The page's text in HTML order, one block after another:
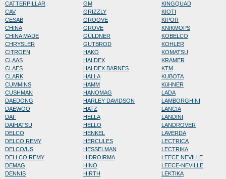
CATTERPILLAR
CAV
CESAB
CHINA
CHINA MADE
CHRYSLER
CITROEN
CLAAS
CLAES
CLARK
CUMMINS
CUSHMAN
DAEDONG
DAEWOO
DAF
DAIHATSU
DELCO
DELCO REMY
DELCO/US
DELLCO REMY
DEMAG
DENNIS
GM
GRIZZLY
GROOVE
GROVE
GÜLDNER
GUTBROD
HAKO
HALDEX
HALDEX BARNES
HALLA
HAMM
HANOMAG
HARLEY DAVIDSON
HATZ
HELLA
HELLO
HENKEL
HERCULES
HESSELMAN
HIDROIRMA
HINO
HIRTH
KINGQUAD
KIOTI
KIPOR
KNIKMOPS
KOBELCO
KOHLER
KOMATSU
KRAMER
KTM
KUBOTA
KüHNER
LADA
LAMBORGHINI
LANCIA
LANDINI
LANDROVER
LAVERDA
LECTRICA
LECTRIKA
LEECE NEVILLE
LEECE-NEVILLE
LEKTIKA